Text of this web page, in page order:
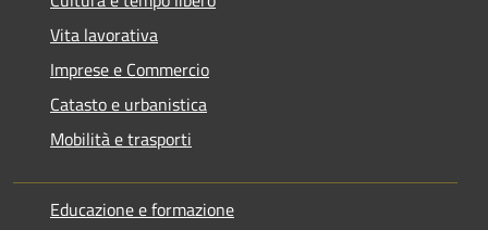
Vita lavorativa
Imprese e Commercio
Catasto e urbanistica
Mobilità e trasporti
Educazione e formazione